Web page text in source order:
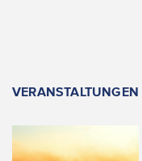
VERANSTALTUNGEN